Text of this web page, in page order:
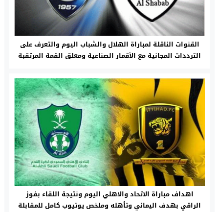
القنوات الناقلة لمباراة الهلال والشباب اليوم والتعرف على
الترددات المجانية مع الأقمار الصناعية ومعلق القمة المرتقبة
اهداف مباراة الاتحاد والاهلي اليوم ونتيجة اللقاء بفوز
الراقي بهدف اليماني وتأهله وملخص يوتيوب كامل للمقابلة